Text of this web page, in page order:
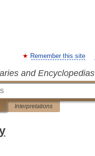
Remember this site
and Encyclopedias
Interpretations